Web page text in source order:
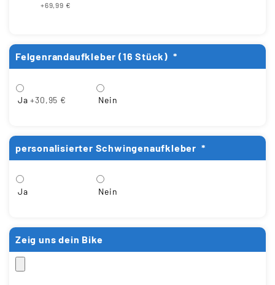
+69,99 €
Felgenrandaufkleber (16 Stück) *
Ja +30,95 € Nein
personalisierter Schwingenaufkleber *
Ja Nein
Zeig uns dein Bike